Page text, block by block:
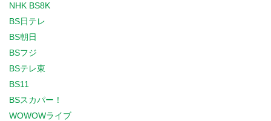
NHK BS8K
BS日テレ
BS朝日
BSフジ
BSテレ東
BS11
BSスカパー！
WOWOWライブ